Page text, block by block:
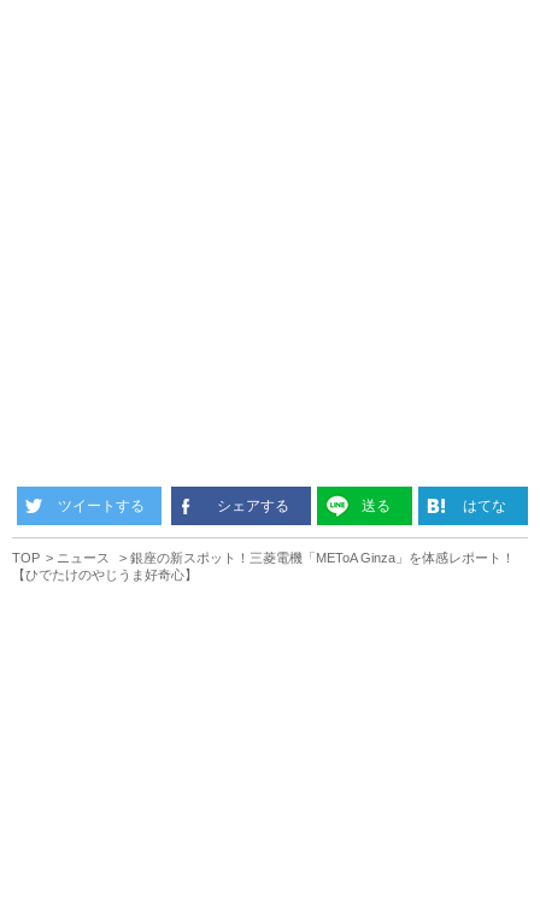
ツイートする シェアする 送る はてな
TOP ニュース
銀座の新スポット！三菱電機「METoA Ginza」を体感レポート！
【ひでたけのやじうま好奇心】